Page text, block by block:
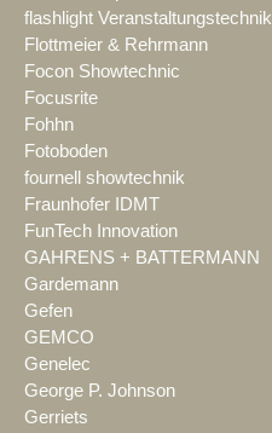
flashlight Veranstaltungstechnik
Flottmeier & Rehrmann
Focon Showtechnic
Focusrite
Fohhn
Fotoboden
fournell showtechnik
Fraunhofer IDMT
FunTech Innovation
GAHRENS + BATTERMANN
Gardemann
Gefen
GEMCO
Genelec
George P. Johnson
Gerriets